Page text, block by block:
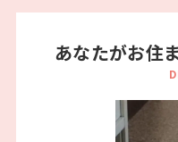
あなたがお住